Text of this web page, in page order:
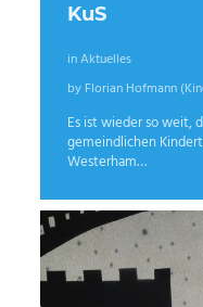
KuS
in Aktuelles
by Florian Hofmann
Es ist wieder so weit,
gemeindlichen
Westerham…